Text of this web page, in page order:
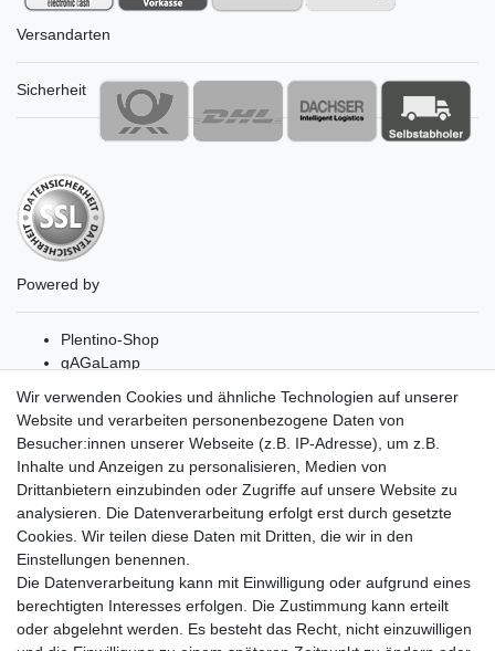
Versandarten
Sicherheit
Powered by
Plentino-Shop
gAGaLamp
Gebrauchtlicht
CardanLight Europe
FORTIMO LEDs
LED-RETROSHOP
MeinUSB
Wir verwenden Cookies und ähnliche Technologien auf unserer
Website und verarbeiten personenbezogene Daten von
Besucher:innen unserer Webseite (z.B. IP-Adresse), um z.B.
Inhalte und Anzeigen zu personalisieren, Medien von
Drittanbietern einzubinden oder Zugriffe auf unsere Website zu
analysieren. Die Datenverarbeitung erfolgt erst durch gesetzte
Cookies. Wir teilen diese Daten mit Dritten, die wir in den
Einstellungen benennen.
Die Datenverarbeitung kann mit Einwilligung oder aufgrund eines
berechtigten Interesses erfolgen. Die Zustimmung kann erteilt
oder abgelehnt werden. Es besteht das Recht, nicht einzuwilligen